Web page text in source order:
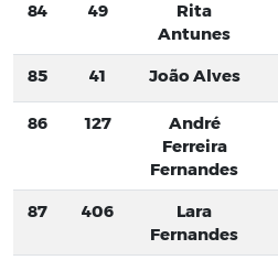
84 49
Rita
Antunes
85 41 João Alves
86 127
André
Ferreira
Fernandes
87 406
Lara
Fernandes